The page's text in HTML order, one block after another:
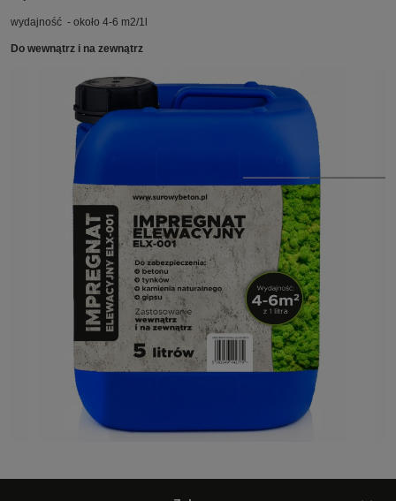
wydajność - około 4-6 m2/1l
Do wewnątrz i na zewnątrz